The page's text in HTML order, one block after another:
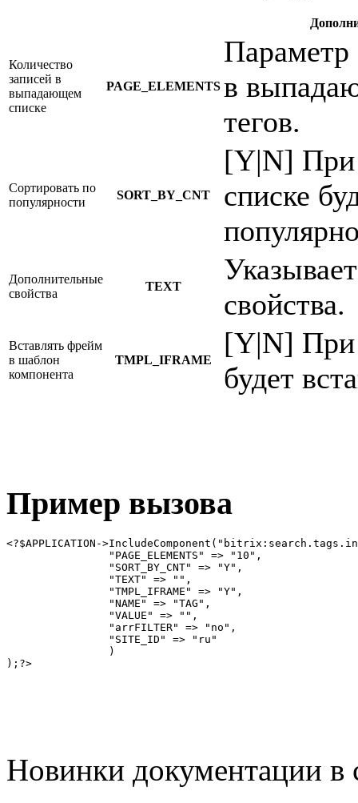
Количество
записей в
выпадающем
списке
PAGE_ELEMENTS
Параметр
в
тегов.
Сортировать по
популярности
SORT_BY_CNT
[Y|N] При
списке
Дополнительные
свойства
TEXT
свойства.
Вставлять фрейм
в шаблон
компонента
TMPL_IFRAME
[Y|N] При
будет
Пример вызова
<?$APPLICATION-
);?>
Новинки документации в